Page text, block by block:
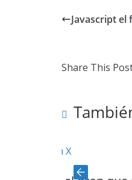
Javascript el
Share This